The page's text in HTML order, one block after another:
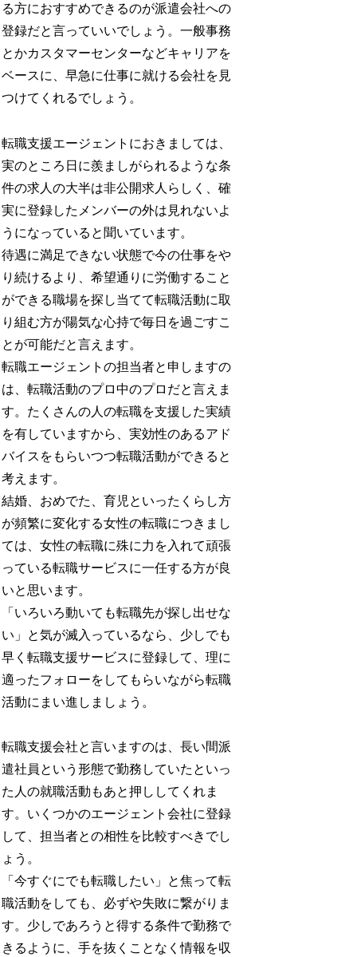
る方におすすめできるのが派遣会社への
登録だと言っていいでしょう。一般事務
とかカスタマーセンターなどキャリアを
ベースに、早急に仕事に就ける会社を見
つけてくれるでしょう。
転職支援エージェントにおきましては、
実のところ日に羨ましがられるような条
件の求人の大半は非公開求人らしく、確
実に登録したメンバーの外は見れないよ
うになっていると聞いています。
待遇に満足できない状態で今の仕事をや
り続けるより、希望通りに労働すること
ができる職場を探し当てて転職活動に取
り組む方が陽気な心持で毎日を過ごすこ
とが可能だと言えます。
転職エージェントの担当者と申しますの
は、転職活動のプロ中のプロだと言えま
す。たくさんの人の転職を支援した実績
を有していますから、実効性のあるアド
バイスをもらいつつ転職活動ができると
考えます。
結婚、おめでた、育児といったくらし方
が頻繁に変化する女性の転職につきまし
ては、女性の転職に殊に力を入れて頑張
っている転職サービスに一任する方が良
いと思います。
「いろいろ動いても転職先が探し出せな
い」と気が滅入っているなら、少しでも
早く転職支援サービスに登録して、理に
適ったフォローをしてもらいながら転職
活動にまい進しましょう。
転職支援会社と言いますのは、長い間派
遣社員という形態で勤務していたといっ
た人の就職活動もあと押ししてくれま
す。いくつかのエージェント会社に登録
して、担当者との相性を比較すべきでし
ょう。
「今すぐにでも転職したい」と焦って転
職活動をしても、必ずや失敗に繋がりま
す。少しであろうと得する条件で勤務で
きるように、手を抜くことなく情報を収